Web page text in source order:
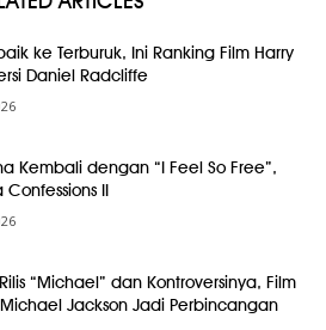
ke Terburuk, Ini Ranking Film Harry
Daniel Radcliffe
Kembali dengan “I Feel So Free”,
Confessions II
“Michael” dan Kontroversinya, Film
Jackson Jadi Perbincangan